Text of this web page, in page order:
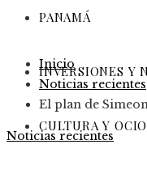
PANAMÁ
INVERSIONES Y
CULTURA Y OCIO
Inicio
Noticias recientes
El plan de
Noticias recientes